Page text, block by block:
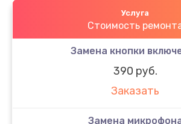
Услуга
Стоимость
Замена кнопки
390 руб.
Заказать
Замена